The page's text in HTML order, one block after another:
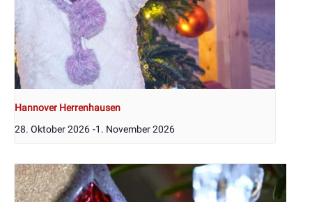
Hannover Herrenhausen
28. Oktober 2026 -1. November 2026